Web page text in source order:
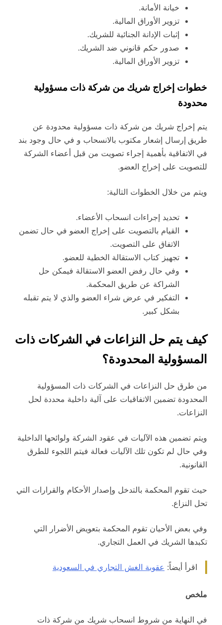
خيانة الأمانة.
تزوير الأوراق المالية.
إثبات الإدانة الجنائية للشريك.
صدور حكم قانوني ضد الشريك.
تزوير الأوراق المالية.
خطوات إخراج شريك من شركة ذات مسؤولية
محدودة
يتم إخراج شريك من شركة ذات مسؤولية محدودة عن
طريق إرسال إشعار مكتوب بالانسحاب و في حال وجود بند
في الاتفاقية بأهمية إجراء تصويت من قبل أعضاء الشركة
للتصويت على إخراج العضو.
ويتم من خلال الخطوات التالية:
تحديد إجراءات انسحاب الأعضاء.
القيام بالتصويت على إخراج العضو في حال تضمن
الاتفاق على التصويت.
تجهيز كتاب الاستقالة الخطية للعضو.
وفي حال رفض العضو الاستقالة فيمكن حل
الشراكة عن طريق المحكمة.
التفكير في عرض شراء العضو والذي لا يتم تقبله
بشكل كبير.
كيف يتم حل النزاعات في الشركات ذات
المسؤولية المحدودة؟
من طرق حل النزاعات في الشركات ذات المسؤولية
المحدودة تضمين الاتفاقيات على آلية داخلية محددة لحل
النزاعات.
ويتم تضمين هذه الآليات في عقود الشركة ولوائحها الداخلية
وفي حال لم تكون تلك الآليات فعالة فيتم اللجوء للطرق
القانونية.
حيث تقوم المحكمة بالتدخل وإصدار الأحكام والقرارات التي
تحل النزاع.
وفي بعض الأحيان تقوم المحكمة بتعويض الأضرار التي
تكبدها الشريك في العمل التجاري.
اقرأ أيضاً: عقوبة الغش التجاري في السعودية
ملخص
في النهاية من شروط انسحاب شريك من شركة ذات